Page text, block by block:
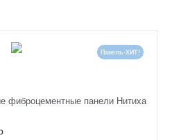
Панель-ХИТ!
фиброцементные панели Нитиха